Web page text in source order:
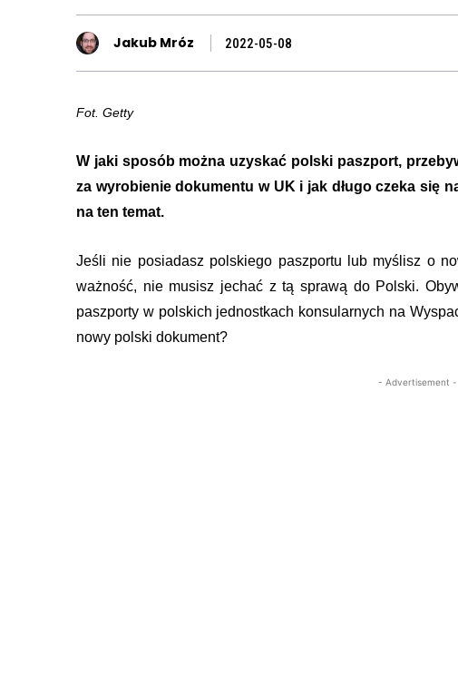
Jakub Mróz 2022-05-08
Fot. Getty
W jaki sposób można uzyskać polski paszport,
za wyrobienie dokumentu w UK i jak długo czeka się
na ten temat.
Jeśli nie posiadasz polskiego paszportu lub myślisz o
ważność, nie musisz jechać z tą sprawą do Polski.
paszporty w polskich jednostkach konsularnych na
nowy polski dokument?
- Advertisement -